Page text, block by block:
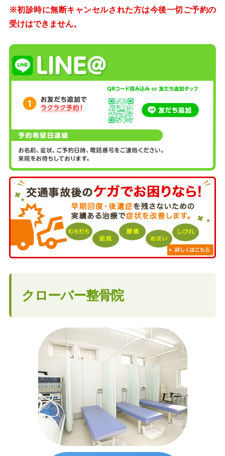
※初診時に無断キャンセルされた方は今後一切ご予約の
受けはできません。
クローバー整骨院